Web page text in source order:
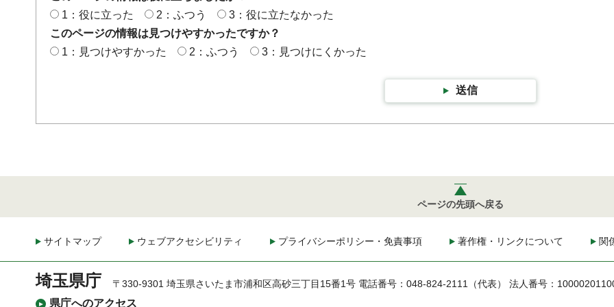
1：役に立った
2：ふつう
3：役に立たなかった
このページの情報は見つけやすかったですか？
1：見つけやすかった
2：ふつう 3：見つけにくかった
送信
ページの先頭へ戻る
サイトマップ ウェブアクセシビリティ プライバシーポリシー・免責事項 著作権・リンクについて 関
埼玉県庁
県庁へのアクセス
〒330-9301 埼玉県さいたま市浦和区高砂三丁目15番1号 電話番号：048-824-2111（代表） 法人番号：